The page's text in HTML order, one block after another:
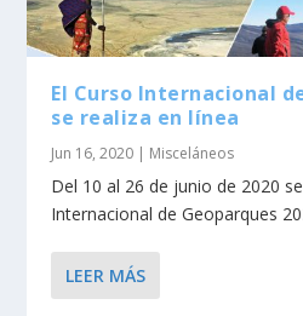
El Curso Internacional
se realiza en línea
Jun 16, 2020 | Misceláneos
Del 10 al 26 de junio de 2020
Internacional de Geoparques
LEER MÁS